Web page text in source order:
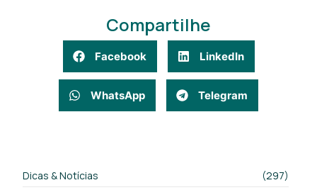
Compartilhe
Facebook LinkedIn
WhatsApp Telegram
Dicas & Notícias (297)